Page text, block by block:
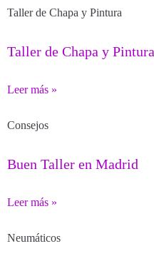
Taller de Chapa y Pintura
Taller de Chapa y
Leer más »
Consejos
Buen Taller en Madrid
Leer más »
Neumáticos